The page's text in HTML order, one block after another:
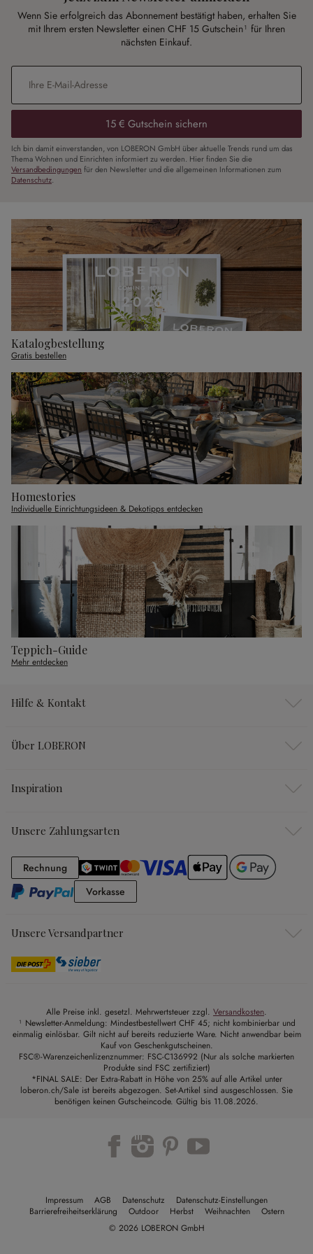
Wenn Sie erfolgreich das Abonnement bestätigt haben, erhalten Sie
mit Ihrem ersten Newsletter einen CHF 15 Gutschein¹ für Ihren
nächsten Einkauf.
E-Mail-Adresse
15 € Gutschein sichern
Ich bin damit einverstanden, von LOBERON GmbH über aktuelle Trends rund um das
Thema Wohnen und Einrichten informiert zu werden. Hier finden Sie die
Versandbedingungen für den Newsletter und die allgemeinen Informationen zum
Datenschutz.
Katalogbestellung
Gratis bestellen
Homestories
Individuelle Einrichtungsideen & Dekotipps entdecken
Teppich-Guide
Mehr entdecken
Hilfe & Kontakt
Über LOBERON
Inspiration
Unsere Zahlungsarten
RechnungRechnung
Vorkasse
Unsere Versandpartner
Alle Preise inkl. gesetzl. Mehrwertsteuer zzgl. Versandkosten.
¹ Newsletter-Anmeldung: Mindestbestellwert CHF 45; nicht kombinierbar und
einmalig einlösbar. Gilt nicht auf bereits reduzierte Ware. Nicht anwendbar beim
Kauf von Geschenkgutscheinen.
FSC®-Warenzeichenlizenznummer: FSC-C136992 (Nur als solche markierten
Produkte sind FSC zertifiziert)
*FINAL SALE: Der Extra-Rabatt in Höhe von 25% auf alle Artikel unter
loberon.ch/Sale ist bereits abgezogen. Set-Artikel sind ausgeschlossen. Sie
benötigen keinen Gutscheincode. Gültig bis 11.08.2026.
Impressum AGB Datenschutz
Datenschutz-Einstellungen
Barrierefreiheitserklärung
Outdoor Herbst Weihnachten
Ostern
© 2026 LOBERON GmbH